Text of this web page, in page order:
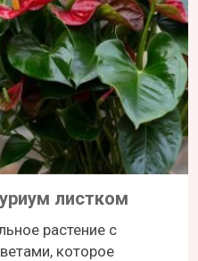
листком
растение с
которое